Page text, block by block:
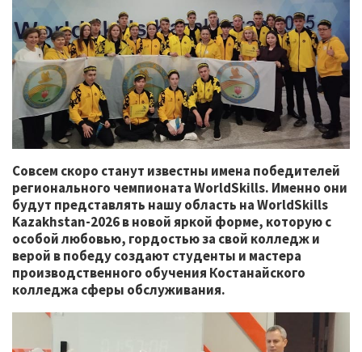
Совсем скоро станут известны имена победителей
регионального чемпионата WorldSkills. Именно они
будут представлять нашу область на WorldSkills
Kazakhstan-2026 в новой яркой форме, которую с
особой любовью, гордостью за свой колледж и
верой в победу создают студенты и мастера
производственного обучения Костанайского
колледжа сферы обслуживания.